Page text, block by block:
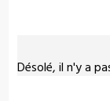
Désolé, il n'y a